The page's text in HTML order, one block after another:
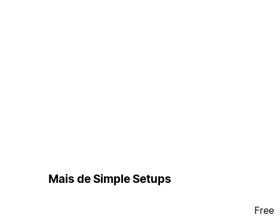
Mais de Simple Setups
Free